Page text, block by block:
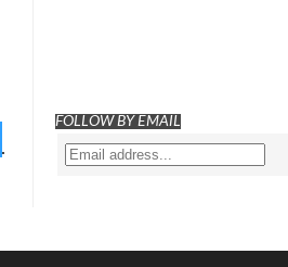
FOLLOW BY EMAIL